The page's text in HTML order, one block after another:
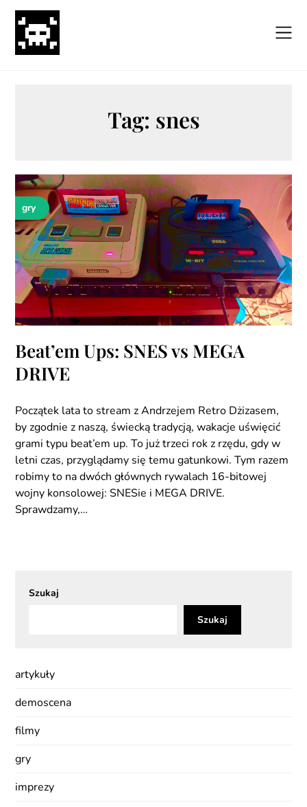
Skip
content
Tag: snes
gry
Beat’em Ups: SNES vs MEGA
DRIVE
Początek lata to stream z Andrzejem Retro Dżizasem,
by zgodnie z naszą, świecką tradycją, wakacje uświęcić
grami typu beat’em up. To już trzeci rok z rzędu, gdy w
letni czas, przyglądamy się temu gatunkowi. Tym razem
robimy to na dwóch głównych rywalach 16-bitowej
wojny konsolowej: SNESie i MEGA DRIVE.
Sprawdzamy,…
Szukaj
Szukaj
artykuły
demoscena
filmy
gry
imprezy